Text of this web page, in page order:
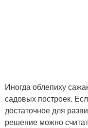
Иногда облепиху
садовых построек.
достаточное для
решение можно